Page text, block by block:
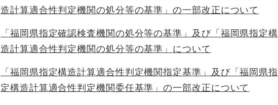
造計算適合性判定機関の処分等の基準」の一部改正について
「福岡県指定確認検査機関の処分等の基準」及び「福岡県指定構
造計算適合性判定機関の処分等の基準」について
「福岡県指定構造計算適合性判定機関指定基準」及び「福岡県指
定構造計算適合性判定機関委任基準」の一部改正について